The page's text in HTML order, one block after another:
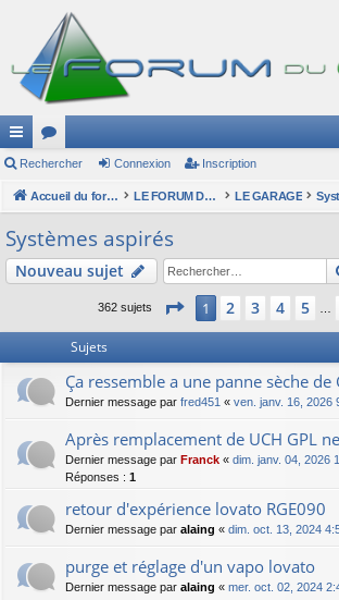
ac
co
ur
ci
or
u
m
s
Rechercher Connexion Inscription
Accueil du forum LE FORUM DU GPL LE GARAGE
Systèmes aspirés
Nouveau sujet
362 sujets Page 1sur 15
1 2 3 4 5
Sujets
Ça ressemble a une panne sèche de
Dernier message par fred451 « ven. janv. 16, 2026
Après remplacement de UCH GPL
Dernier message par Franck « dim. janv. 04, 2026
Réponses : 1
retour d'expérience lovato RGE090
Dernier message par alaing « dim. oct. 13, 2024
purge et réglage d'un vapo lovato
Dernier message par alaing « mer. oct. 02, 2024